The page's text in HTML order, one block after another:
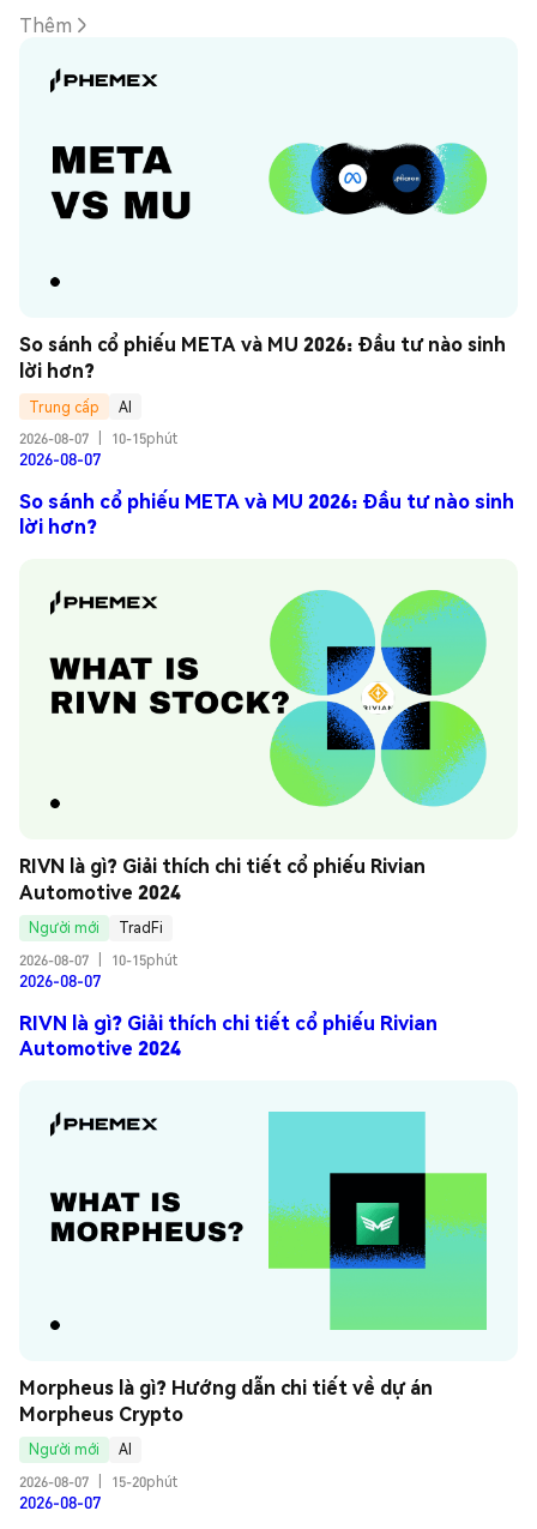
Thêm
So sánh cổ phiếu META và MU 2026: Đầu tư nào sinh
lời hơn?
Trung cấp
AI
2026-08-07
10-15phút
2026-08-07
So sánh cổ phiếu META và MU 2026: Đầu tư nào sinh
lời hơn?
RIVN là gì? Giải thích chi tiết cổ phiếu Rivian
Automotive 2024
Người mới
TradFi
2026-08-07
10-15phút
2026-08-07
RIVN là gì? Giải thích chi tiết cổ phiếu Rivian
Automotive 2024
Morpheus là gì? Hướng dẫn chi tiết về dự án
Morpheus Crypto
Người mới
AI
2026-08-07
15-20phút
2026-08-07